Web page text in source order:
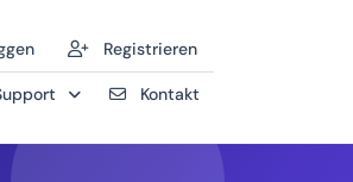
Registrieren
Kontakt